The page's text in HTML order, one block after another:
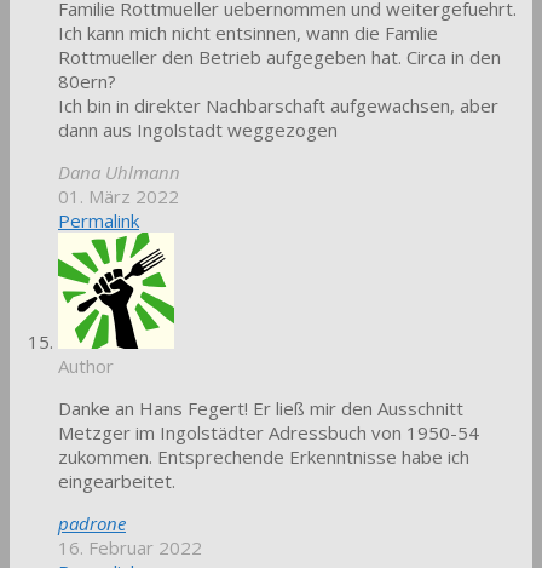
Familie Rottmueller uebernommen und weitergefuehrt.
Ich kann mich nicht entsinnen, wann die Famlie
Rottmueller den Betrieb aufgegeben hat. Circa in den
80ern?
Ich bin in direkter Nachbarschaft aufgewachsen, aber
dann aus Ingolstadt weggezogen
Dana Uhlmann
01. März 2022
Permalink
Author
Danke an Hans Fegert! Er ließ mir den Ausschnitt
Metzger im Ingolstädter Adressbuch von 1950-54
zukommen. Entsprechende Erkenntnisse habe ich
eingearbeitet.
padrone
16. Februar 2022